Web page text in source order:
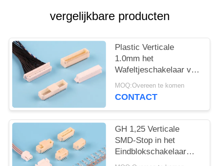
vergelijkbare producten
Plastic Verticale
1.0mm het
Wafeltjeschakelaar van
de Hoogte Dubbele Rij
MOQ:Overeen te komen
CONTACT
GH 1,25 Verticale
SMD-Stop in het
Eindblokschakelaar
van LCP